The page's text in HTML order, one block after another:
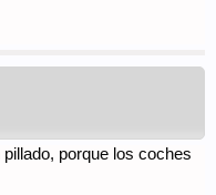
porque los coches